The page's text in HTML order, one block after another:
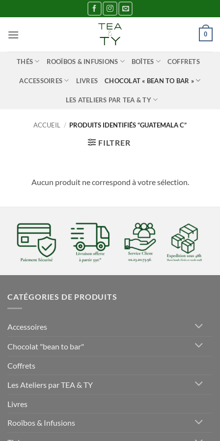
au
contenu
0
THÉS ROOÏBOS & INFUSIONS BOÎTES COFFRETS
ACCESSOIRES LIVRES CHOCOLAT « BEAN TO BAR »
LES ATELIERS PAR TEA & TY
ACCUEIL / PRODUITS IDENTIFIÉS “GUATEMALA C”
FILTRER
Aucun produit ne correspond à votre sélection.
CATÉGORIES DE PRODUITS
Accessoires
Chocolat "bean to bar"
Coffrets
Les Ateliers par TEA & TY
Livres
Rooïbos & Infusions